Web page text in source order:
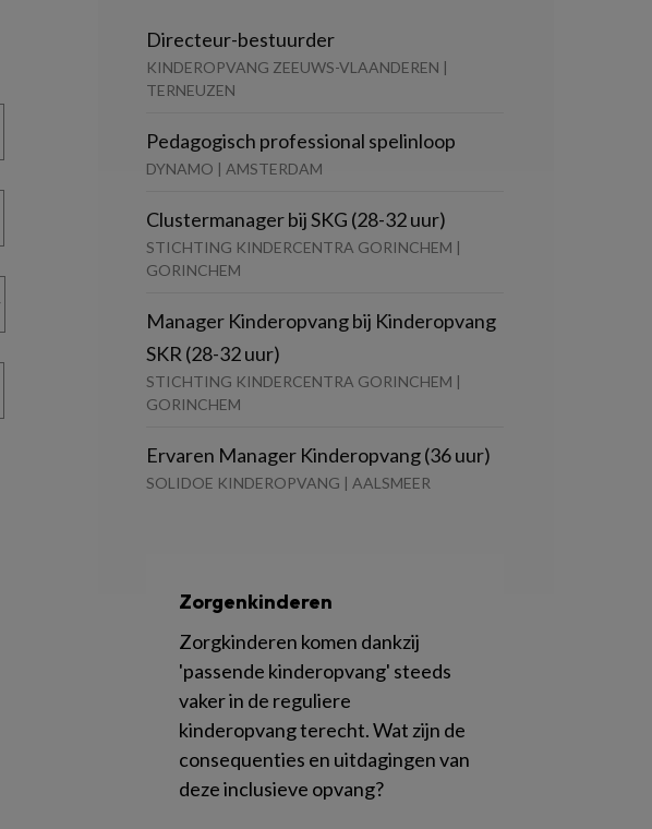
Directeur-bestuurder
KINDEROPVANG ZEEUWS-VLAANDEREN |
TERNEUZEN
Pedagogisch professional spelinloop
DYNAMO | AMSTERDAM
Clustermanager bij SKG (28-32 uur)
STICHTING KINDERCENTRA GORINCHEM |
GORINCHEM
Manager Kinderopvang bij Kinderopvang
SKR (28-32 uur)
STICHTING KINDERCENTRA GORINCHEM |
GORINCHEM
Ervaren Manager Kinderopvang (36 uur)
SOLIDOE KINDEROPVANG | AALSMEER
Zorgenkinderen
Zorgkinderen komen dankzij
'passende kinderopvang' steeds
vaker in de reguliere
kinderopvang terecht. Wat zijn de
consequenties en uitdagingen van
deze inclusieve opvang?